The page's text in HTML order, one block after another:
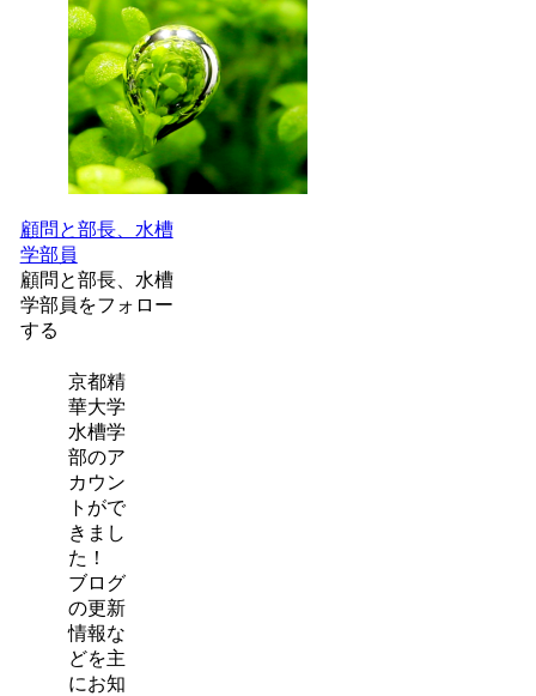
顧問と部長、水槽
学部員
顧問と部長、水槽
学部員をフォロー
する
京都精
華大学
水槽学
部のア
カウン
トがで
きまし
た！
ブログ
の更新
情報な
どを主
にお知